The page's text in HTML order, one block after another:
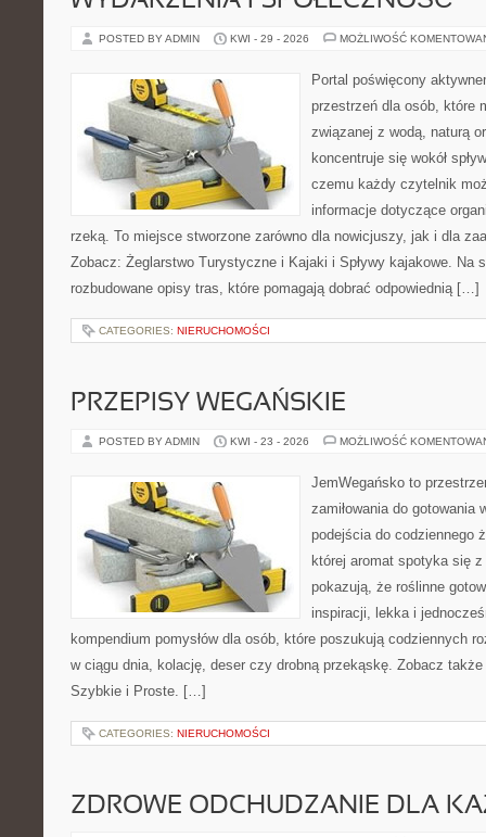
POSTED BY ADMIN KWI - 29 - 2026 MOŻLIWOŚĆ
Portal poświęcony
przestrzeń dla osób, które
związanej z wodą, naturą
koncentruje się wokół
czemu każdy czytelnik
informacje dotyczące
rzeką. To miejsce stworzone zarówno dla nowicjuszy, jak i dla
Zobacz: Żeglarstwo Turystyczne i Kajaki i Spływy kajakowe. Na
rozbudowane opisy tras, które pomagają dobrać odpowiednią […]
CATEGORIES: NIERUCHOMOŚCI
PRZEPISY WEGAŃSKIE
POSTED BY ADMIN KWI - 23 - 2026 MOŻLIWOŚĆ
JemWegańsko to
zamiłowania do gotowania
podejścia do codziennego
której aromat spotyka się
pokazują, że roślinne
inspiracji, lekka i
kompendium pomysłów dla osób, które poszukują codziennych
w ciągu dnia, kolację, deser czy drobną przekąskę. Zobacz
Szybkie i Proste. […]
CATEGORIES: NIERUCHOMOŚCI
ZDROWE ODCHUDZANIE DLA